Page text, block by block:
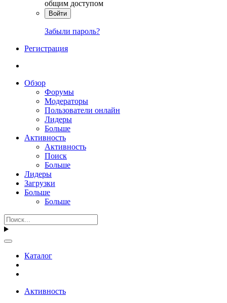
общим доступом
Войти
Забыли пароль?
Регистрация
Обзор
Форумы
Модераторы
Пользователи онлайн
Лидеры
Больше
Активность
Активность
Поиск
Больше
Лидеры
Загрузки
Больше
Больше
Каталог
Активность